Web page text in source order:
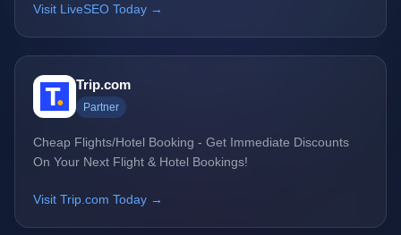
Visit LiveSEO Today →
Trip.com
Partner
Cheap Flights/Hotel Booking - Get Immediate Discounts
On Your Next Flight & Hotel Bookings!
Visit Trip.com Today →